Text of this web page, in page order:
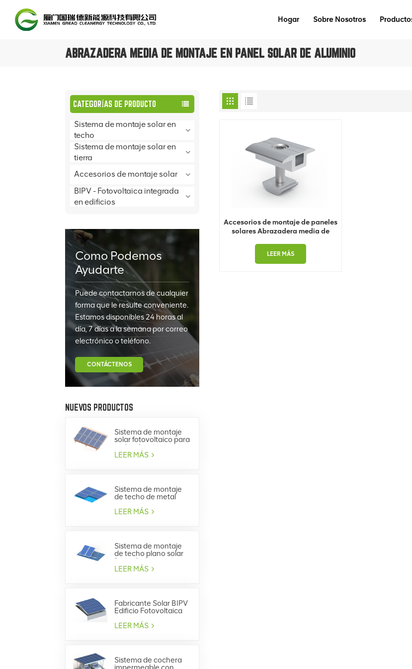
Hogar Sobre Nosotros
ABRAZADERA MEDIA DE MONTAJE EN PANEL SOLAR DE ALUMINIO
CATEGORÍAS DE PRODUCTO
Sistema de montaje solar en
techo
Sistema de montaje solar en
tierra
Accesorios de montaje solar
BIPV - Fotovoltaica integrada
en edificios
Como Podemos
Ayudarte
Puede contactarnos de cualquier
forma que le resulte conveniente.
Estamos disponibles 24 horas al
día, 7 días a la semana por correo
electrónico o teléfono.
CONTÁCTENOS
NUEVOS PRODUCTOS
Sistema de montaje
solar fotovoltaico para
techo de tejas
LEER MÁS
Sistema de montaje
de techo de metal
LEER MÁS
Sistema de montaje
de techo plano solar
fotovoltaico
LEER MÁS
Fabricante Solar BIPV
Edificio Fotovoltaica
LEER MÁS
Sistema de cochera
Accesorios de montaje de paneles
solares Abrazadera media de
LEER MÁS